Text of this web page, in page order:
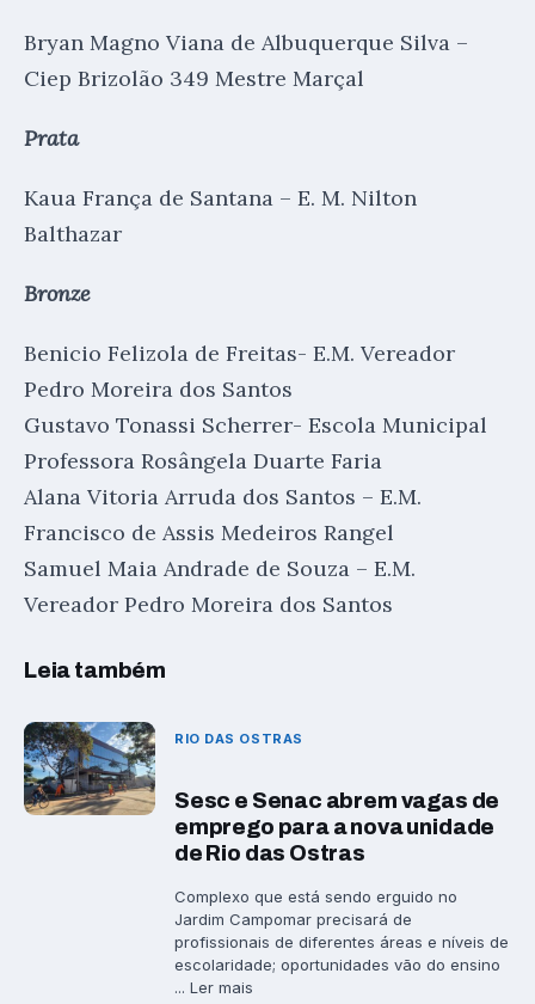
Bryan Magno Viana de Albuquerque Silva –
Ciep Brizolão 349 Mestre Marçal
Prata
Kaua França de Santana – E. M. Nilton
Balthazar
Bronze
Benicio Felizola de Freitas- E.M. Vereador
Pedro Moreira dos Santos
Gustavo Tonassi Scherrer- Escola Municipal
Professora Rosângela Duarte Faria
Alana Vitoria Arruda dos Santos – E.M.
Francisco de Assis Medeiros Rangel
Samuel Maia Andrade de Souza – E.M.
Vereador Pedro Moreira dos Santos
Leia também
RIO DAS OSTRAS
Sesc e Senac abrem vagas de
emprego para a nova unidade
de Rio das Ostras
Complexo que está sendo erguido no
Jardim Campomar precisará de
profissionais de diferentes áreas e níveis de
escolaridade; oportunidades vão do ensino
... Ler mais